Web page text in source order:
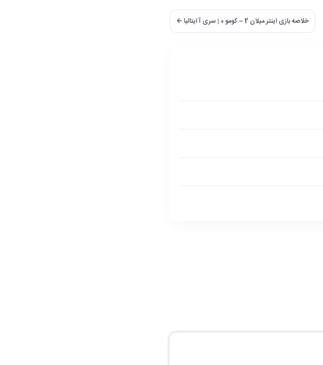
خلاصه بازی اینتر میلان 2 – کومو 0 | سری آ ایتالیا ←